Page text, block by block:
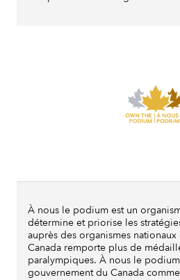
À nous le podium est un
détermine et priorise les
auprès des organismes
Canada remporte plus de
paralympiques. À nous le
gouvernement du Canada